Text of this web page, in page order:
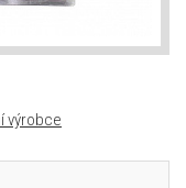
výrobce